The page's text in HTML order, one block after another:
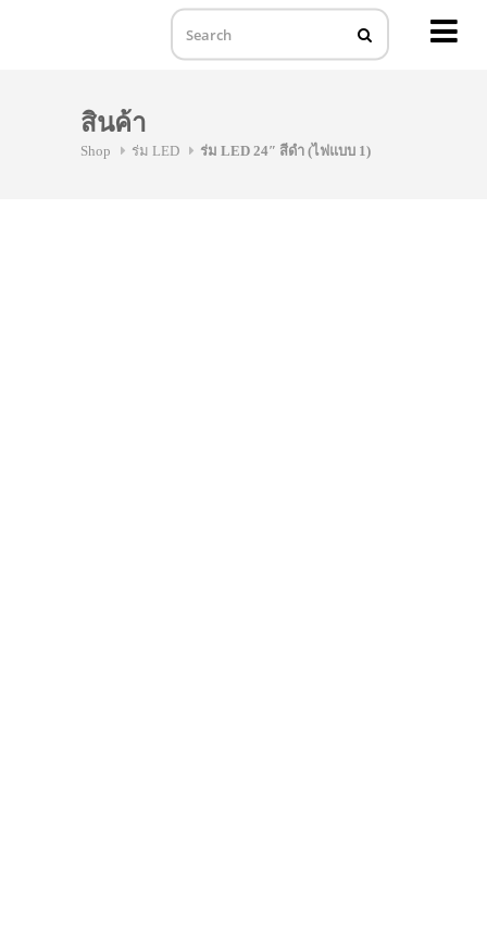
สินค้า
Shop ร่ม LED ร่ม LED 24″ สีดำ (ไฟแบบ 1)